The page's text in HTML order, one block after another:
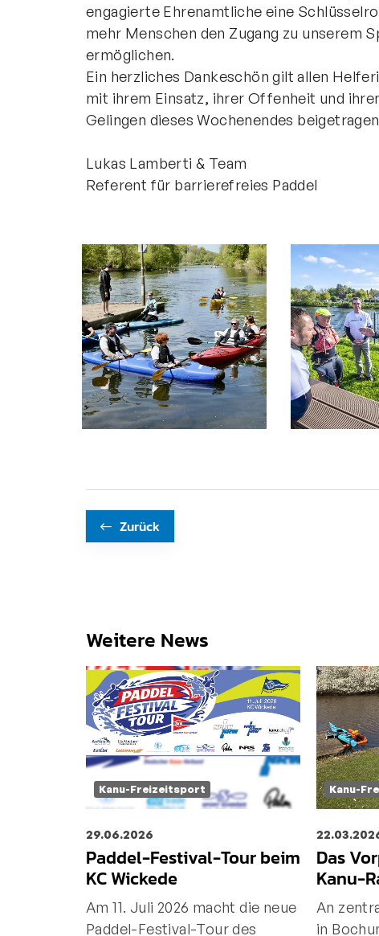
engagierte Ehrenamtliche eine
mehr Menschen den Zugang zu unserem
ermöglichen.
Ein herzliches Dankeschön gilt allen
mit ihrem Einsatz, ihrer Offenheit und
Gelingen dieses Wochenendes
Lukas Lamberti & Team
Referent für barrierefreies Paddel
Zurück
Weitere News
Kanu-Freizeitsport
29.06.2026
Paddel-Festival-Tour beim
KC Wickede
Am 11. Juli 2026 macht die neue
Paddel-Festival-Tour des
Kanu-
Das
Kanu-
An
in